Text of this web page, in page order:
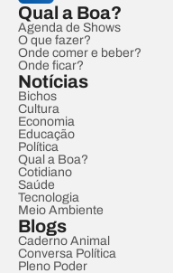
Qual a Boa?
Agenda de Shows
O que fazer?
Onde comer e beber?
Onde ficar?
Notícias
Bichos
Cultura
Economia
Educação
Política
Qual a Boa?
Cotidiano
Saúde
Tecnologia
Meio Ambiente
Blogs
Caderno Animal
Conversa Política
Pleno Poder